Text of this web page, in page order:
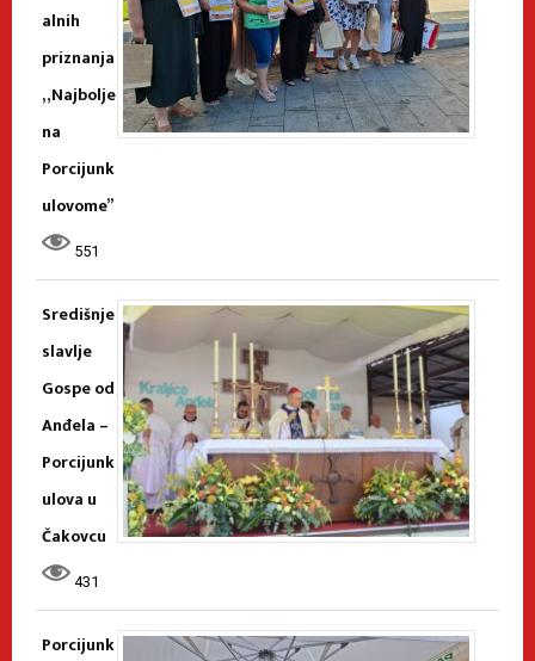
alnih
priznanja
„Najbolje
na
Porcijunk
ulovome”
551
Središnje
slavlje
Gospe od
Anđela –
Porcijunk
ulova u
Čakovcu
431
Porcijunk